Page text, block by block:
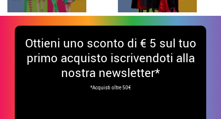
Ottieni uno sconto di € 5 sul tuo
primo acquisto iscrivendoti alla
nostra newsletter*
*Acquisti oltre 50€